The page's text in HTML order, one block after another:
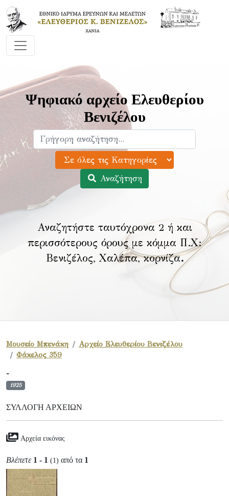
Ψηφιακό αρχείο Ελευθερίου
Βενιζέλου
Αναζήτηση
Αναζητήστε ταυτόχρονα 2 ή και
περισσότερους όρους με κόμμα Π.Χ:
Βενιζέλος, Χαλέπα, κορνίζα.
Μουσείο Μπενάκη
Αρχείο Ελευθερίου Βενιζέλου
Φάκελος 359
-
1925
ΣΥΛΛΟΓΉ ΑΡΧΕΊΩΝ
Αρχεία εικόνας
Βλέπετε 1 - 1 (1) από τα 1